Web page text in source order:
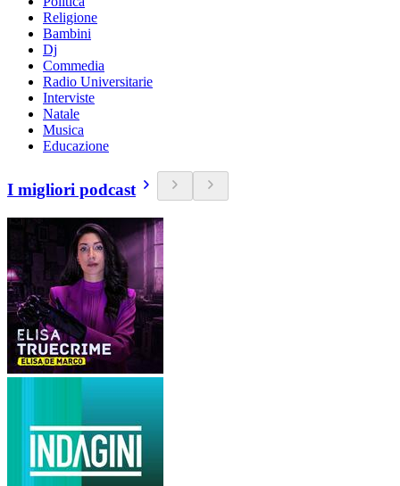
Religione
Bambini
Dj
Commedia
Radio Universitarie
Interviste
Natale
Musica
Educazione
I migliori podcast